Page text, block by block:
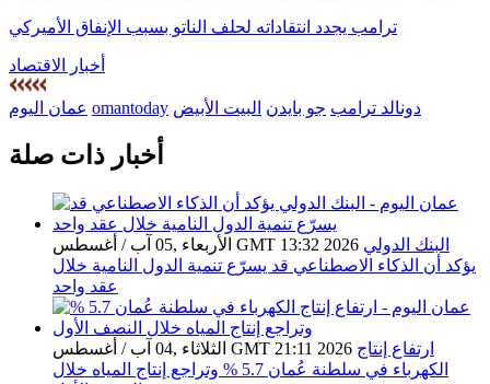
ترامب يجدد انتقاداته لحلف الناتو بسبب الإنفاق الأميركي
أخبار الاقتصاد
عمان اليوم omantoday دونالد ترامب جو بايدن البيت الأبيض
أخبار ذات صلة
الأربعاء ,05 آب / أغسطس GMT 13:32 2026 البنك الدولي
يؤكد أن الذكاء الاصطناعي قد يسرّع تنمية الدول النامية خلال
عقد واحد
الثلاثاء ,04 آب / أغسطس GMT 21:11 2026 ارتفاع إنتاج
الكهرباء في سلطنة عُمان 5.7 % وتراجع إنتاج المياه خلال